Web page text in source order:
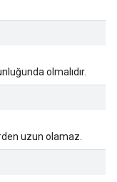
olmalıdır.
uzun olamaz.